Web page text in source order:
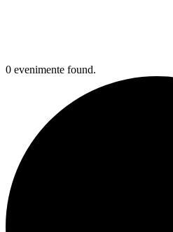
0 evenimente found.